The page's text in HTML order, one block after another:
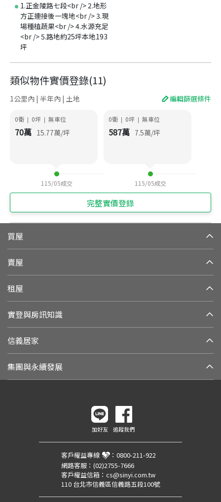
1.正金陵路七段<br /> 2.地形
方正連接後一塊地<br /> 3.現
場種植蔬果<br /> 4.水源充足
<br /> 5.路地約25坪本地193
坪
類似物件實價登錄(11)
1公里內 | 半年內 | 土地 編輯篩選條件
0衛 | 0坪 | 無車位
70萬 15.77萬/坪
115/05成交
0衛 | 0坪 | 無車位
587萬 7.5萬/坪
115/05成交
完整實價登錄
買屋
賣屋
租屋
實登與房訊知識
信義居家
集團與永續發展
加好友 追蹤我們
客戶權益專線 ： 0800-211-922
網路客服： (02)2755-7666
客戶權益信箱： cs@sinyi.com.tw
110 台北市信義區信義路五段100號